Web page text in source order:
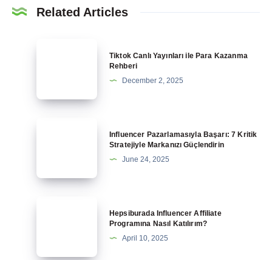
Related Articles
Para
Tiktok Canlı Yayınları ile Para Kazanma
Rehberi
December 2, 2025
Kritik
Influencer Pazarlamasıyla Başarı: 7 Kritik
Stratejiyle Markanızı Güçlendirin
June 24, 2025
Hepsiburada Influencer Affiliate
Programına Nasıl Katılırım?
April 10, 2025